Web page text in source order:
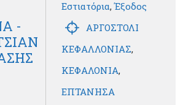
-
Εστιατόρια,Έξοδος
ΑΡΓΟΣΤΟΛΙ
ΚΕΦΑΛΛΟΝΙΑΣ,
ΚΕΦΑΛΟΝΙΑ,
ΕΠΤΑΝΗΣΑ